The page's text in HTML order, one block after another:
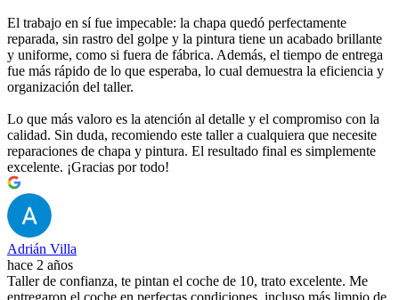
El trabajo en sí fue impecable: la chapa quedó perfectamente
reparada, sin rastro del golpe y la pintura tiene un acabado brillante
y uniforme, como si fuera de fábrica. Además, el tiempo de entrega
fue más rápido de lo que esperaba, lo cual demuestra la eficiencia y
organización del taller.
Lo que más valoro es la atención al detalle y el compromiso con la
calidad. Sin duda, recomiendo este taller a cualquiera que necesite
reparaciones de chapa y pintura. El resultado final es simplemente
excelente. ¡Gracias por todo!
Adrián Villa
hace 2 años
Taller de confianza, te pintan el coche de 10, trato excelente. Me